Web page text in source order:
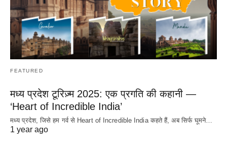
FEATURED
मध्य प्रदेश टूरिज़्म 2025: एक प्रगति की कहानी —
‘Heart of Incredible India’
मध्य प्रदेश, जिसे हम गर्व से Heart of Incredible India कहते हैं, अब सिर्फ घूमने…
1 year ago